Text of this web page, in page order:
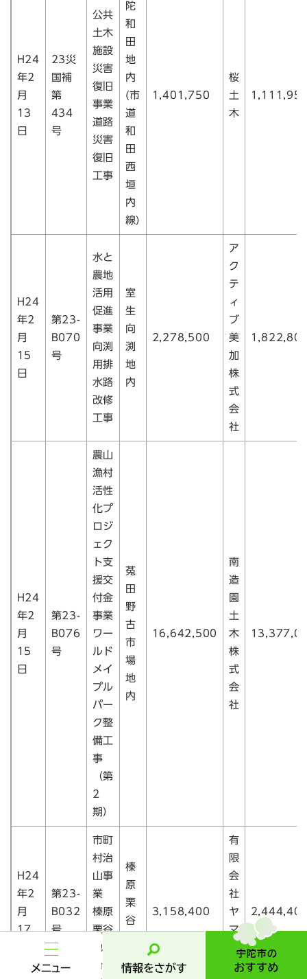
宇
陀
市
の
H24
年2
月
13
日
23災
国補
第
434
号
公共
土木
施設
災害
復旧
事業
道路
災害
復旧
工事
陀
和
田
地
内
(市
道
和
田
西
垣
内
線)
1,401,750
桜
土
木
H24
年2
月
15
日
第23-
B070
号
水と
農地
活用
促進
事業
向渕
用排
水路
改修
工事
室
生
向
渕
地
内
2,278,500
ア
ク
テ
ィ
ブ
美
加
株
式
会
社
H24
年2
月
15
日
第23-
B076
号
農山
漁村
活性
化プ
ロジ
ェク
ト支
援交
付金
事業
ワー
ルド
メイ
プル
パー
ク整
備工
事
（第
2
期）
菟
田
野
古
市
場
地
内
16,642,500
南
造
園
土
木
株
式
会
社
H24
年2
月
17
第23-
B032
号
市町
村治
山事
業
榛原
栗谷
地区
治山
榛
原
栗
谷
3,158,400
有
限
会
社
ヤ
マ
設